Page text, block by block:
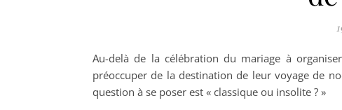
Au-delà de la célébration du mariage à
préoccuper de la destination de leur voyage de
question à se poser est « classique ou insolite ? »